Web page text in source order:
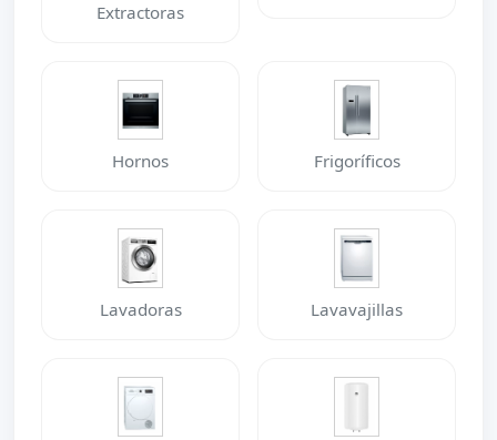
Extractoras
Hornos Frigoríficos
Lavadoras Lavavajillas